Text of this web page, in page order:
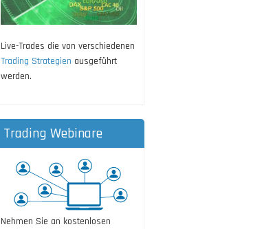
Live-Trades die von verschiedenen
Trading Strategien ausgeführt
werden.
Trading Webinare
Nehmen Sie an kostenlosen